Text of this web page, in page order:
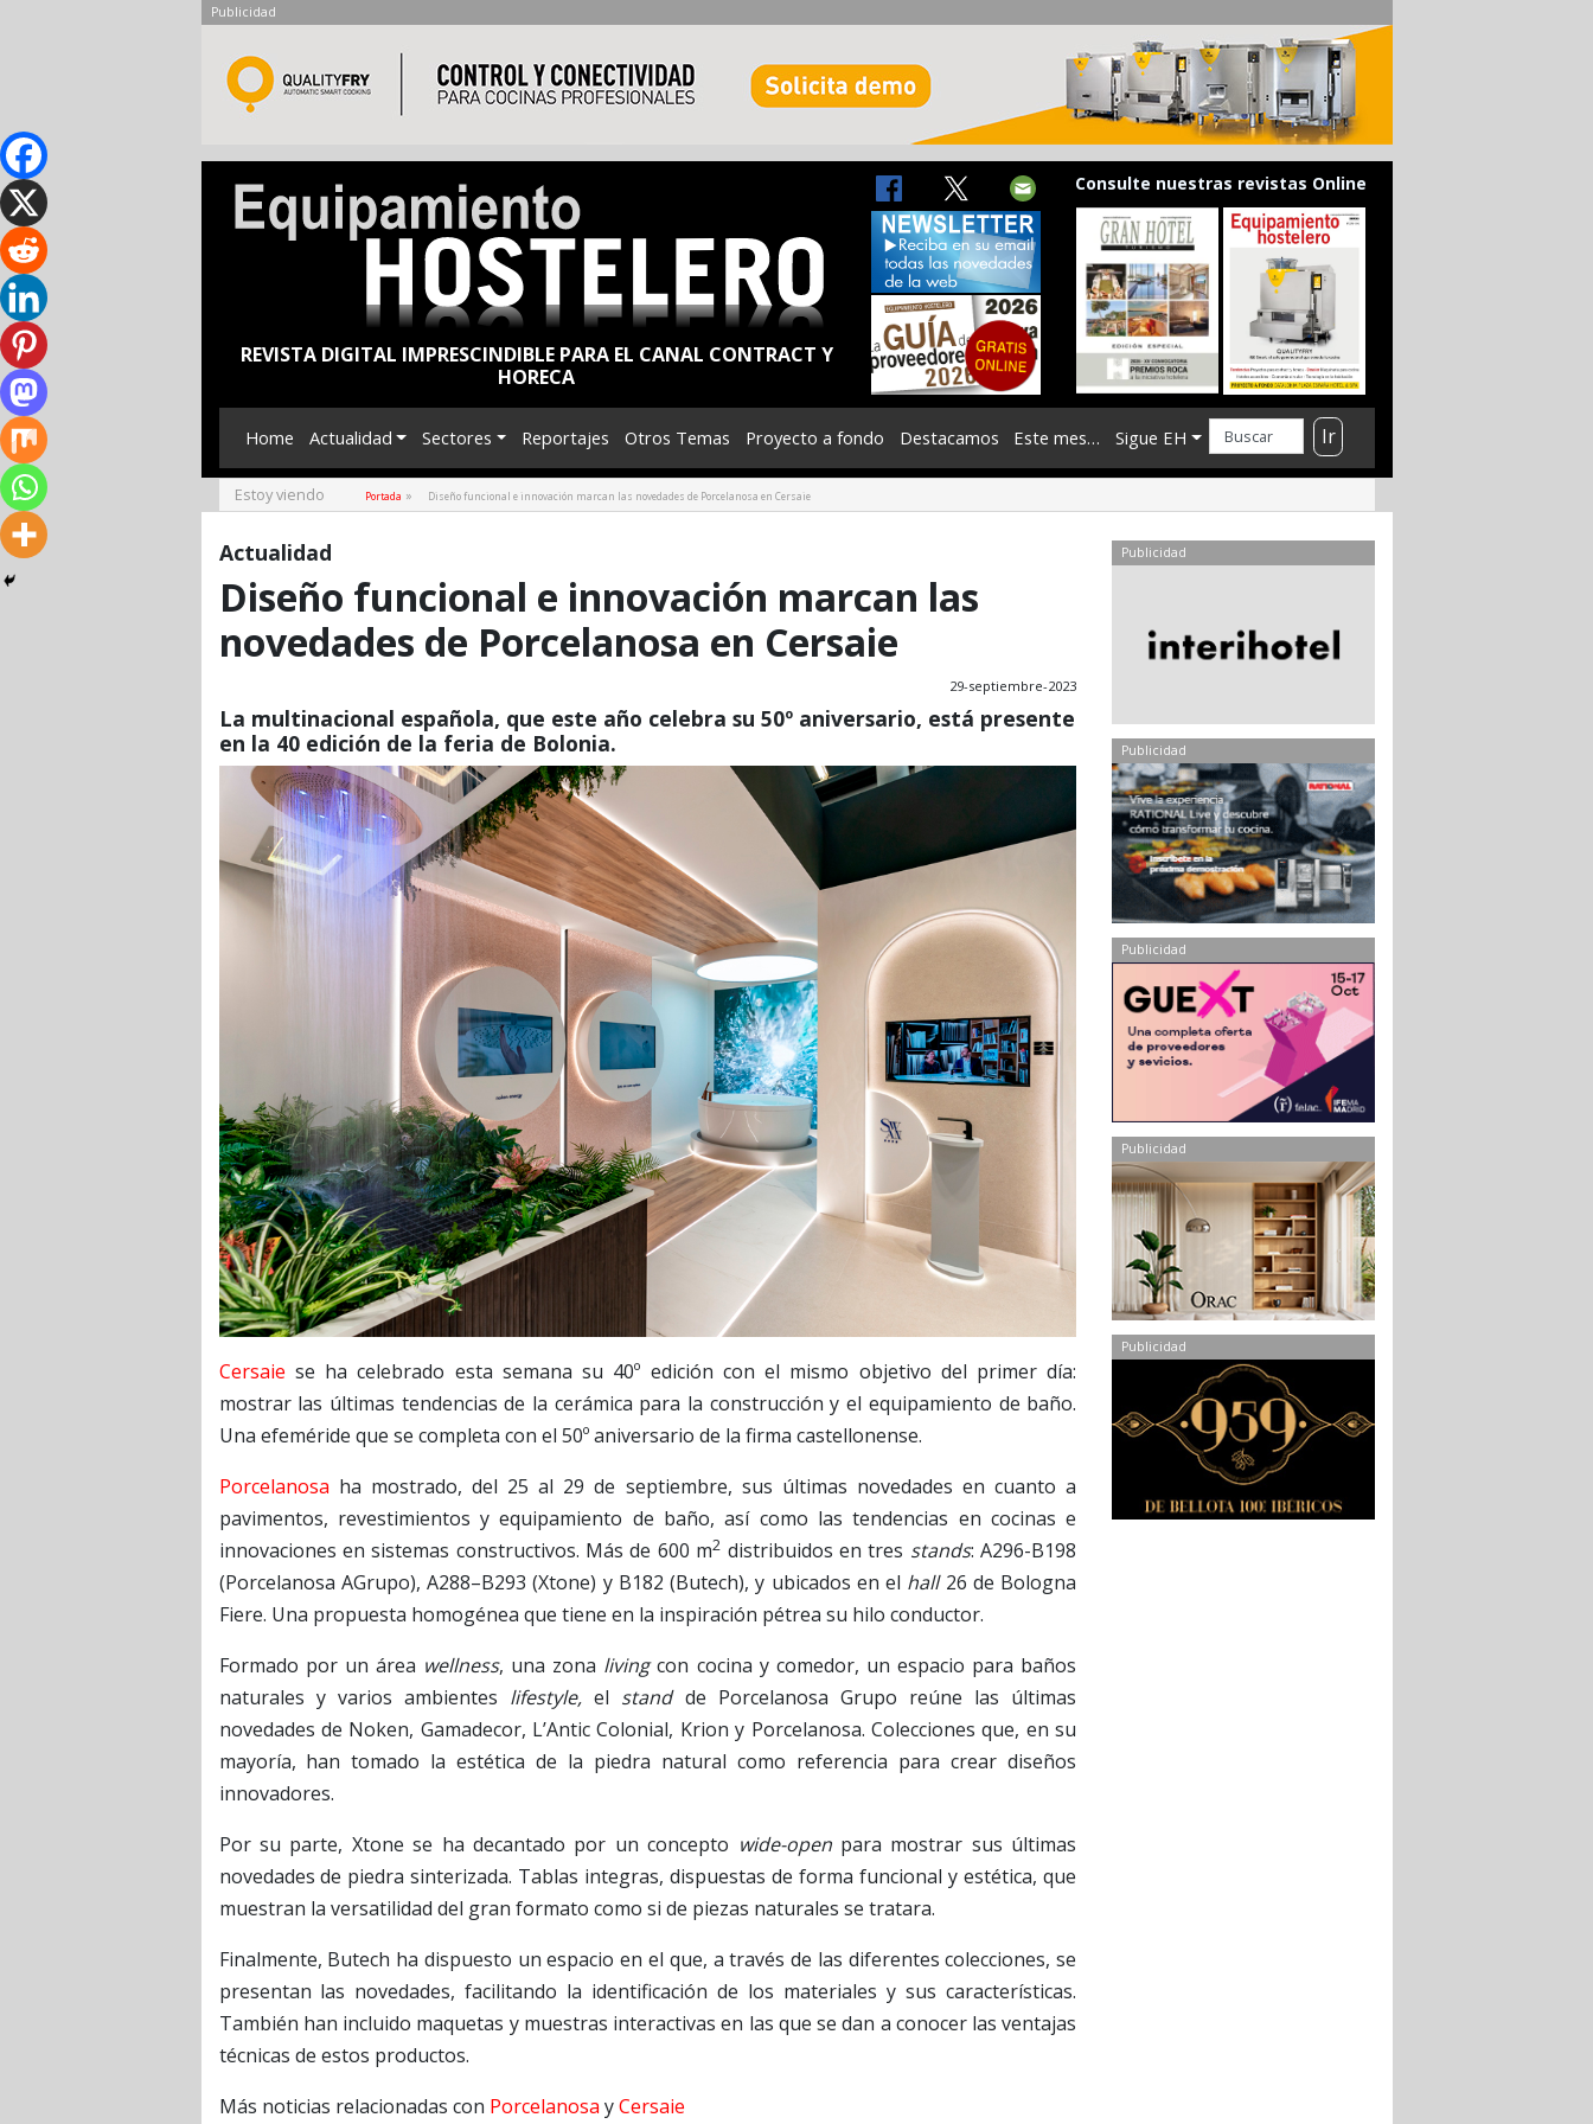
Publicidad
REVISTA DIGITAL IMPRESCINDIBLE PARA EL CANAL CONTRACT Y
HORECA
Consulte nuestras revistas Online
Home Actualidad Sectores Reportajes Otros Temas Proyecto a fondo Destacamos Este mes… Sigue EH Ir
Estoy viendo Portada » Diseño funcional e innovación marcan las novedades de Porcelanosa en Cersaie
Actualidad
Diseño funcional e innovación marcan las
novedades de Porcelanosa en Cersaie
29-septiembre-2023
La multinacional española, que este año celebra su 50º aniversario, está presente
en la 40 edición de la feria de Bolonia.
Cersaie se ha celebrado esta semana su 40º edición con el mismo objetivo del primer día:
mostrar las últimas tendencias de la cerámica para la construcción y el equipamiento de baño.
Una efeméride que se completa con el 50º aniversario de la firma castellonense.
Porcelanosa ha mostrado, del 25 al 29 de septiembre, sus últimas novedades en cuanto a
pavimentos, revestimientos y equipamiento de baño, así como las tendencias en cocinas e
innovaciones en sistemas constructivos. Más de 600 m2 distribuidos en tres stands: A296-B198
(Porcelanosa AGrupo), A288–B293 (Xtone) y B182 (Butech), y ubicados en el hall26 de Bologna
Fiere. Una propuesta homogénea que tiene en la inspiración pétrea su hilo conductor.
Formado por un área wellness, una zona livingcon cocina y comedor, un espacio para baños
naturales y varios ambientes lifestyle, el standde Porcelanosa Grupo reúne las últimas
novedades de Noken, Gamadecor, L’Antic Colonial, Krion y Porcelanosa. Colecciones que, en su
mayoría, han tomado la estética de la piedra natural como referencia para crear diseños
innovadores.
Por su parte, Xtone se ha decantado por un concepto wide-openpara mostrar sus últimas
novedades de piedra sinterizada. Tablas integras, dispuestas de forma funcional y estética, que
muestran la versatilidad del gran formato como si de piezas naturales se tratara.
Finalmente, Butech ha dispuesto un espacio en el que, a través de las diferentes colecciones, se
presentan las novedades, facilitando la identificación de los materiales y sus características.
También han incluido maquetas y muestras interactivas en las que se dan a conocer las ventajas
técnicas de estos productos.
Más noticias relacionadas con Porcelanosa yCersaie
Publicidad
Publicidad
Publicidad
Publicidad
Publicidad